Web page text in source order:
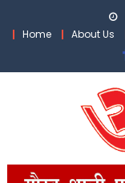
Home
About Us